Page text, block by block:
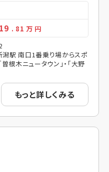
19 . 81 万 円
駅 南口1番乗り場からスポ
根木ニュータウン」・「大野
もっと詳しくみる